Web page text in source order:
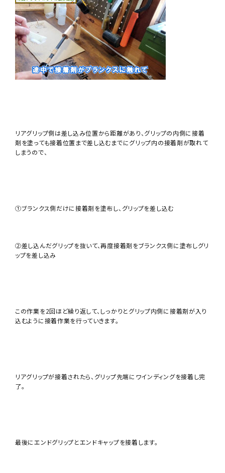
リアグリップ側は差し込み位置から距離があり、グリップの内側に接着
剤を塗っても接着位置まで差し込むまでにグリップ内の接着剤が取れて
しまうので、
①ブランクス側だけに接着剤を塗布し、グリップを差し込む
②差し込んだグリップを抜いて、再度接着剤をブランクス側に塗布しグリ
ップを差し込み
この作業を2回ほど繰り返して、しっかりとグリップ内側に接着剤が入り
込むように接着作業を行っていきます。
リアグリップが接着されたら、グリップ先端にワインディングを接着し完
了。
最後にエンドグリップとエンドキャップを接着します。